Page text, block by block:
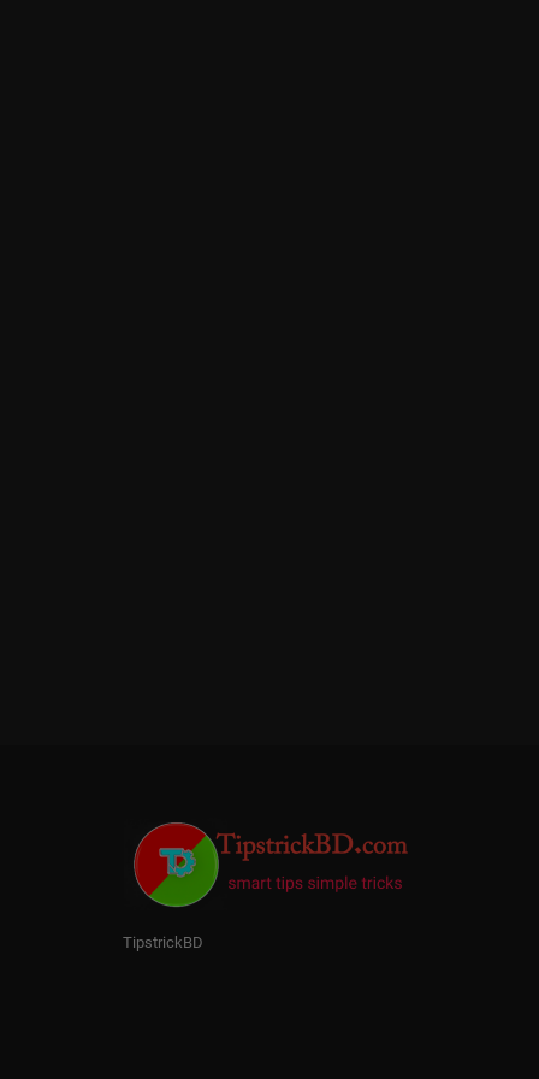
TipstrickBD